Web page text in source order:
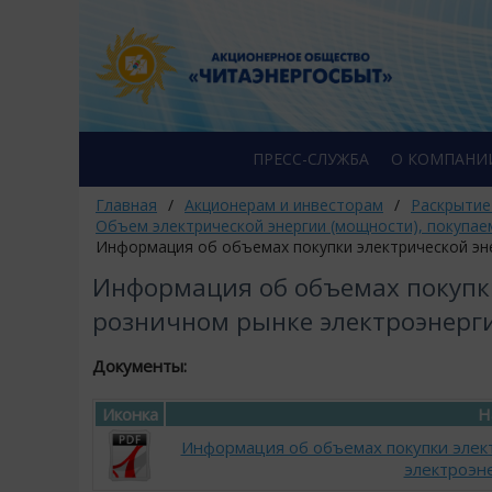
ПРЕСС-СЛУЖБА О
Главная / Акционерам и инвесторам /
Объем электрической энергии (мощности),
Информация об объемах покупки электрической
Информация об объемах
розничном рынке
Документы:
Иконка
Информация об объемах покупки